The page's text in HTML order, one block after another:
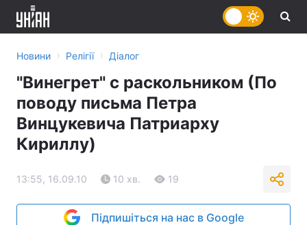
Новини › Релігії › Діалог
"Винегрет" с раскольником (По
поводу письма Петра
Винцукевича Патриарху
Кириллу)
13:55, 16.09.10 10 хв. 19
Підпишіться на нас в Google